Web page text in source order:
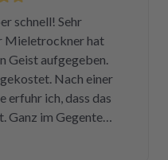
schnell! Sehr
Mieletrockner hat
Geist aufgegeben.
Nach einer
erfuhr ich, dass das
Ganz im Gegenteil.